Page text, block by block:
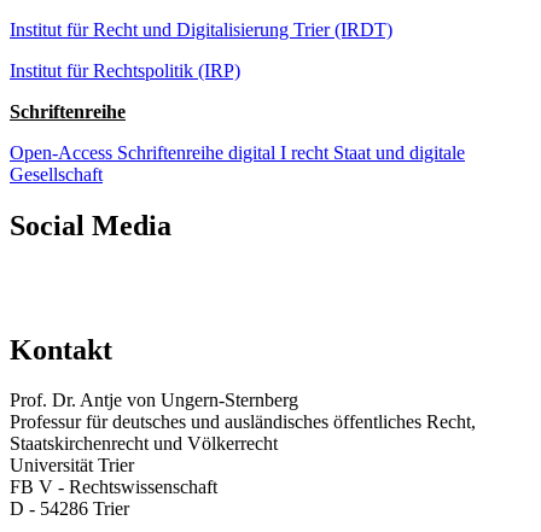
Institut für Recht und Digitalisierung Trier (IRDT)
Institut für Rechtspolitik (IRP)
Schriftenreihe
Open-Access Schriftenreihe digital I recht Staat und digitale
Gesellschaft
Social Media
Kontakt
Prof. Dr. Antje von Ungern-Sternberg
Professur für deutsches und ausländisches öffentliches Recht,
Staatskirchenrecht und Völkerrecht
Universität Trier
FB V - Rechtswissenschaft
D - 54286 Trier